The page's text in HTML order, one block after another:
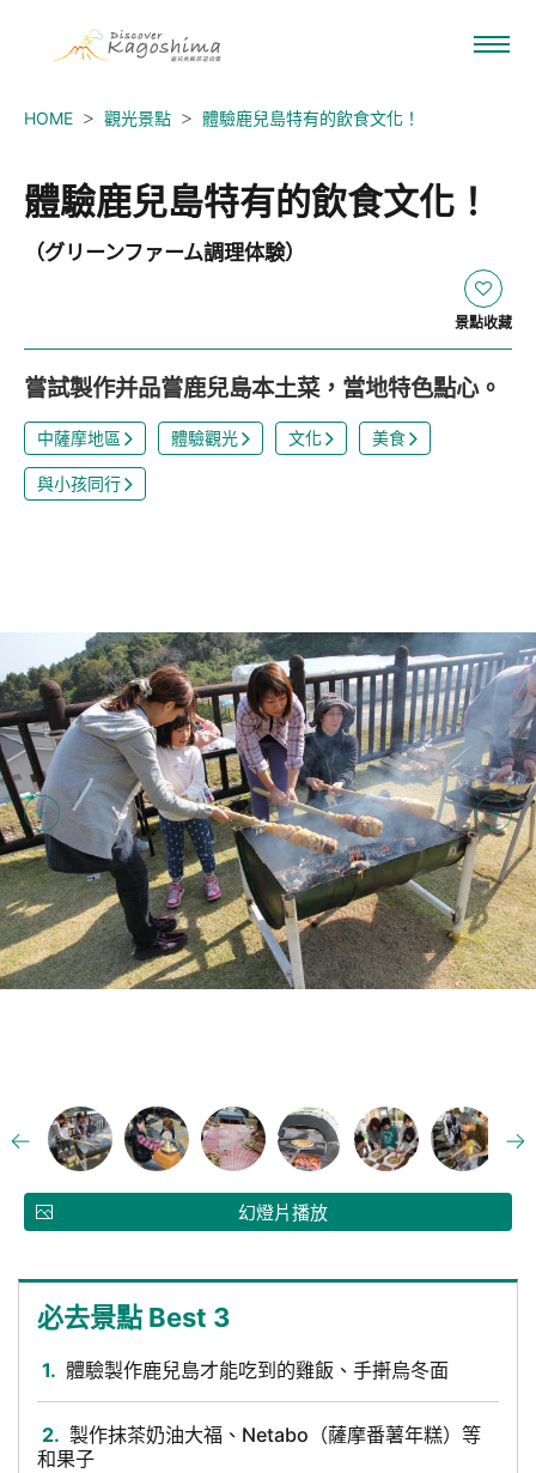
HOME 觀光景點 體驗鹿兒島特有的飲食文化！
體驗鹿兒島特有的飲食文化！
（グリーンファーム調理体験）
景點收藏
嘗試製作并品嘗鹿兒島本土菜，當地特色點心。
中薩摩地區 體驗觀光 文化 美食
與小孩同行
幻燈片播放
必去景點 Best 3
1. 體驗製作鹿兒島才能吃到的雞飯、手搟烏冬面
2. 製作抹茶奶油大福、Netabo（薩摩番薯年糕）等
和果子